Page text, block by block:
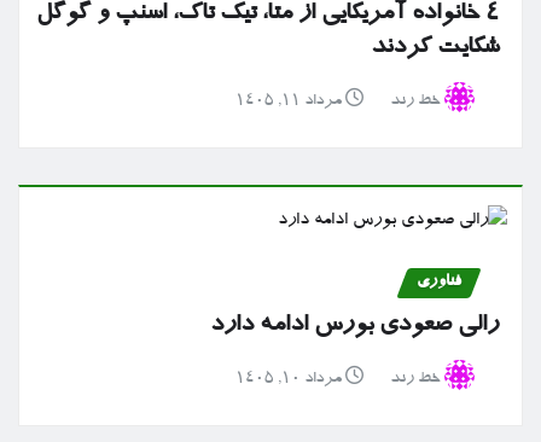
۴ خانواده آمریکایی از متا، تیک تاک، اسنپ و گوگل
شکایت کردند
خط رند مرداد ۱۱, ۱۴۰۵
فناوری
رالی صعودی بورس ادامه دارد
خط رند مرداد ۱۰, ۱۴۰۵